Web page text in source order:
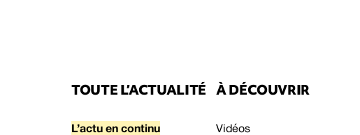
TOUTE L’ACTUALITÉ
L’actu en continu
À DÉCOUVRIR
Vidéos